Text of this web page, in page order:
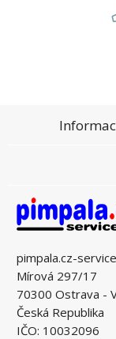
pimpala.cz-
Mírová 297/17
70300 Ostrava -
Česká Republika
IČO: 10032096